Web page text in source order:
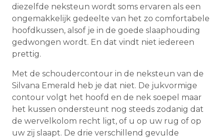
diezelfde neksteun wordt soms ervaren als een
ongemakkelijk gedeelte van het zo comfortabele
hoofdkussen, alsof je in de goede slaaphouding
gedwongen wordt. En dat vindt niet iedereen
prettig.
Met de schoudercontour in de neksteun van de
Silvana Emerald heb je dat niet. De jukvormige
contour volgt het hoofd en de nek soepel maar
het kussen ondersteunt nog steeds zodanig dat
de wervelkolom recht ligt, of u op uw rug of op
uw zij slaapt. De drie verschillend gevulde